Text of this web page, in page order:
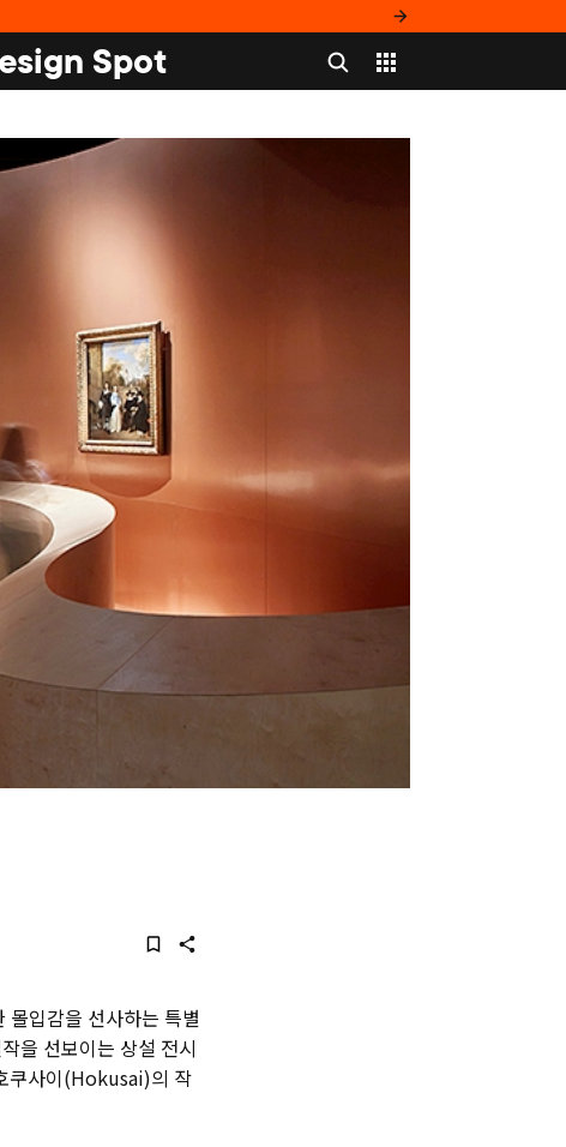
Spot
입감을 선사하는 특별
을 선보이는 상설 전시
쿠사이(Hokusai)의 작